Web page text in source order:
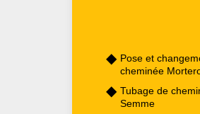
Pose et
cheminée
Tubage de
Semme